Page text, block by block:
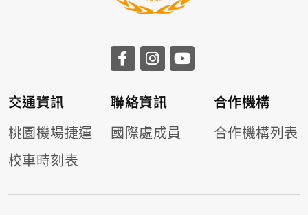
交通資訊
桃園機場捷運
校車時刻表
聯絡資訊
國際處成員
合作機構
合作機構列表